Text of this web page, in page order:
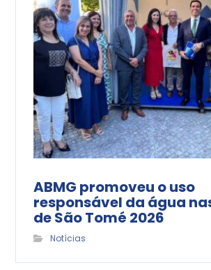
ABMG promoveu o uso
responsável da água
de São Tomé 2026
Notícias